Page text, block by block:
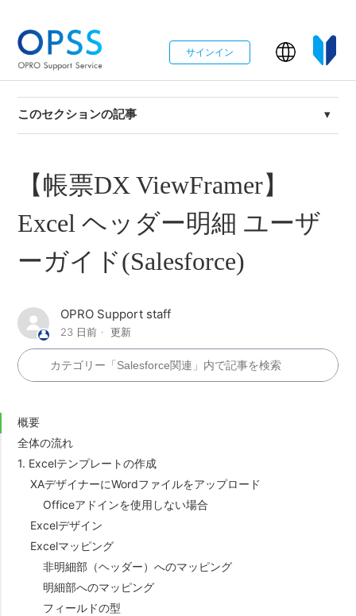
サインイン
このセクションの記事
接続アプリケーションのインストール(ViewFramer)
【帳票DX ViewFramer】 Word ヘッダー明細 ユーザーガ
イド（Salesforce）
イド(Salesforce)
【TECH COLUMN】ViewFramerとは(Salesforce)
【応用編】OPROARTSハンズオンセミナー【動画】
Lightning Experienceの詳細ページ用 ボタン作成
（ViewFramer）
Lightning Experienceのリストビューページ用 ボタン
作成（ViewFramer）
【帳票DX ViewFramer】
Excel ヘッダー明細 ユーザ
ーガイド(Salesforce)
OPRO Support staff
23 日前 更新
概要
全体の流れ
1. Excelテンプレートの作成
XAデザイナーにWordファイルをアップロード
Officeアドインを使用しない場合
Excelデザイン
Excelマッピング
非明細部（ヘッダー）へのマッピング
明細部へのマッピング
フィールドの型